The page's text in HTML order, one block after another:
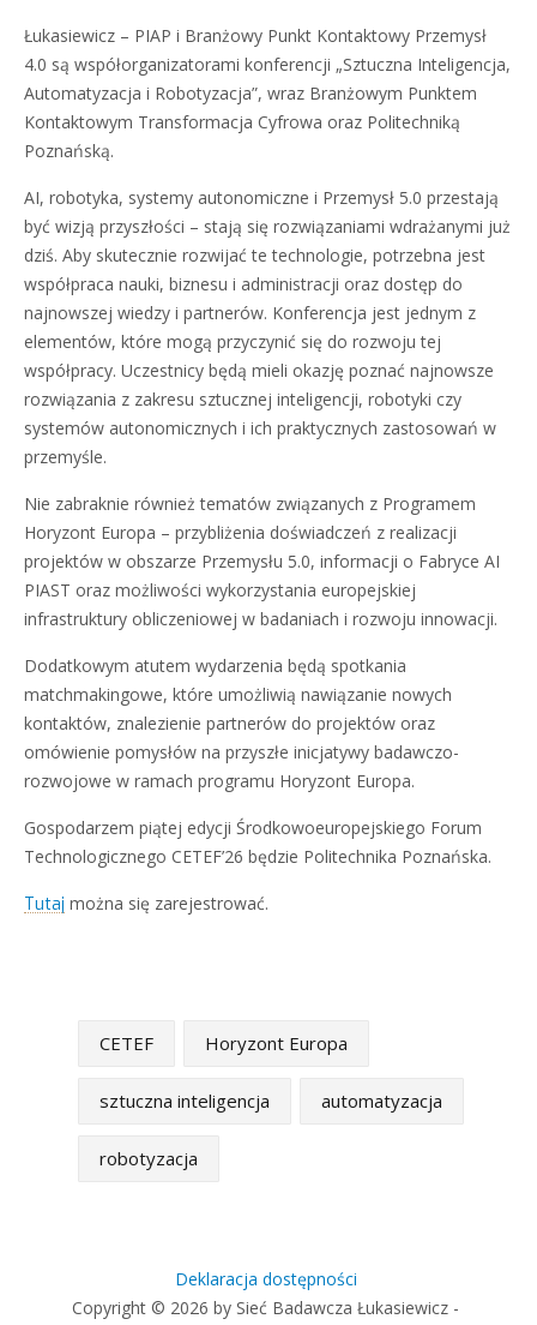
Łukasiewicz – PIAP i Branżowy Punkt Kontaktowy Przemysł
4.0 są współorganizatorami konferencji „Sztuczna Inteligencja,
Automatyzacja i Robotyzacja”, wraz Branżowym Punktem
Kontaktowym Transformacja Cyfrowa oraz Politechniką
Poznańską.
AI, robotyka, systemy autonomiczne i Przemysł 5.0 przestają
być wizją przyszłości – stają się rozwiązaniami wdrażanymi już
dziś. Aby skutecznie rozwijać te technologie, potrzebna jest
współpraca nauki, biznesu i administracji oraz dostęp do
najnowszej wiedzy i partnerów. Konferencja jest jednym z
elementów, które mogą przyczynić się do rozwoju tej
współpracy. Uczestnicy będą mieli okazję poznać najnowsze
rozwiązania z zakresu sztucznej inteligencji, robotyki czy
systemów autonomicznych i ich praktycznych zastosowań w
przemyśle.
Nie zabraknie również tematów związanych z Programem
Horyzont Europa – przybliżenia doświadczeń z realizacji
projektów w obszarze Przemysłu 5.0, informacji o Fabryce AI
PIAST oraz możliwości wykorzystania europejskiej
infrastruktury obliczeniowej w badaniach i rozwoju innowacji.
Dodatkowym atutem wydarzenia będą spotkania
matchmakingowe, które umożliwią nawiązanie nowych
kontaktów, znalezienie partnerów do projektów oraz
omówienie pomysłów na przyszłe inicjatywy badawczo-
rozwojowe w ramach programu Horyzont Europa.
Gospodarzem piątej edycji Środkowoeuropejskiego Forum
Technologicznego CETEF’26 będzie Politechnika Poznańska.
Tutaj można się zarejestrować.
CETEF Horyzont Europa
sztuczna inteligencja automatyzacja
robotyzacja
Deklaracja dostępności
Copyright © 2026 by Sieć Badawcza Łukasiewicz -